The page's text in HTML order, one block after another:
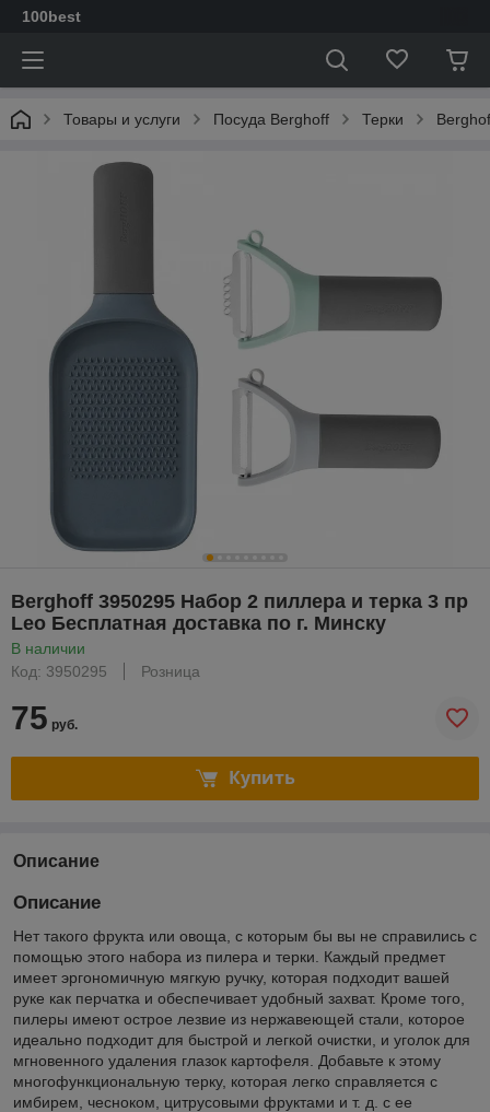
100best
Товары и услуги Посуда Berghoff Терки
Berghoff 3950295 Набор 2 пиллера и терка 3 пр
Leo Бесплатная доставка по г. Минску
В наличии
Код: 3950295
Розница
75 руб.
Купить
Описание
Описание
Нет такого фрукта или овоща, с которым бы вы не справились с
помощью этого набора из пилера и терки. Каждый предмет
имеет эргономичную мягкую ручку, которая подходит вашей
руке как перчатка и обеспечивает удобный захват. Кроме того,
пилеры имеют острое лезвие из нержавеющей стали, которое
идеально подходит для быстрой и легкой очистки, и уголок для
мгновенного удаления глазок картофеля. Добавьте к этому
многофункциональную терку, которая легко справляется с
имбирем, чесноком, цитрусовыми фруктами и т. д. с ее